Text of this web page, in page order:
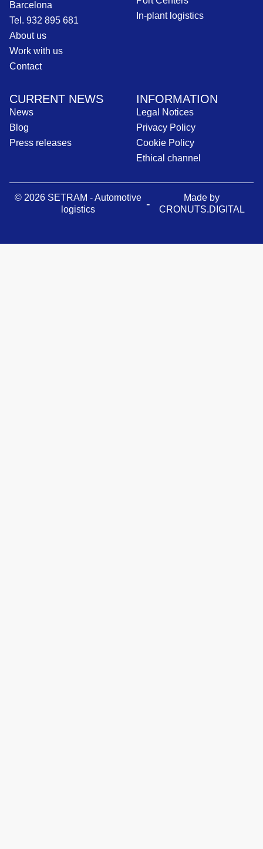
Barcelona
Tel. 932 895 681
About us
Work with us
Contact
In-plant logistics
CURRENT NEWS
News
Blog
Press releases
INFORMATION
Legal Notices
Privacy Policy
Cookie Policy
Ethical channel
© 2026 SETRAM - Automotive
logistics
-
Made by
CRONUTS.DIGITAL